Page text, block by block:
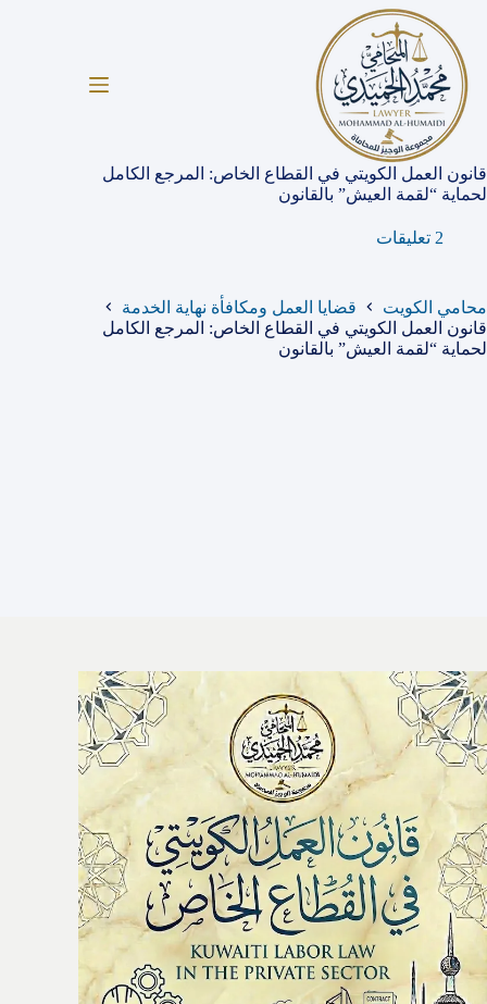
المحتوى
قانون العمل الكويتي في القطاع الخاص: المرجع الكامل
لحماية “لقمة العيش” بالقانون
2 تعليقات
محامي الكويت
قضايا العمل ومكافأة نهاية الخدمة
قانون العمل الكويتي في القطاع الخاص: المرجع الكامل
لحماية “لقمة العيش” بالقانون